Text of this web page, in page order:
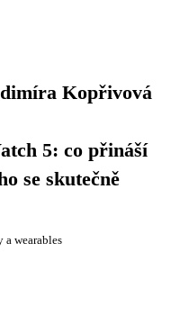
Kopřivová
5: co přináší
se skutečně
wearables